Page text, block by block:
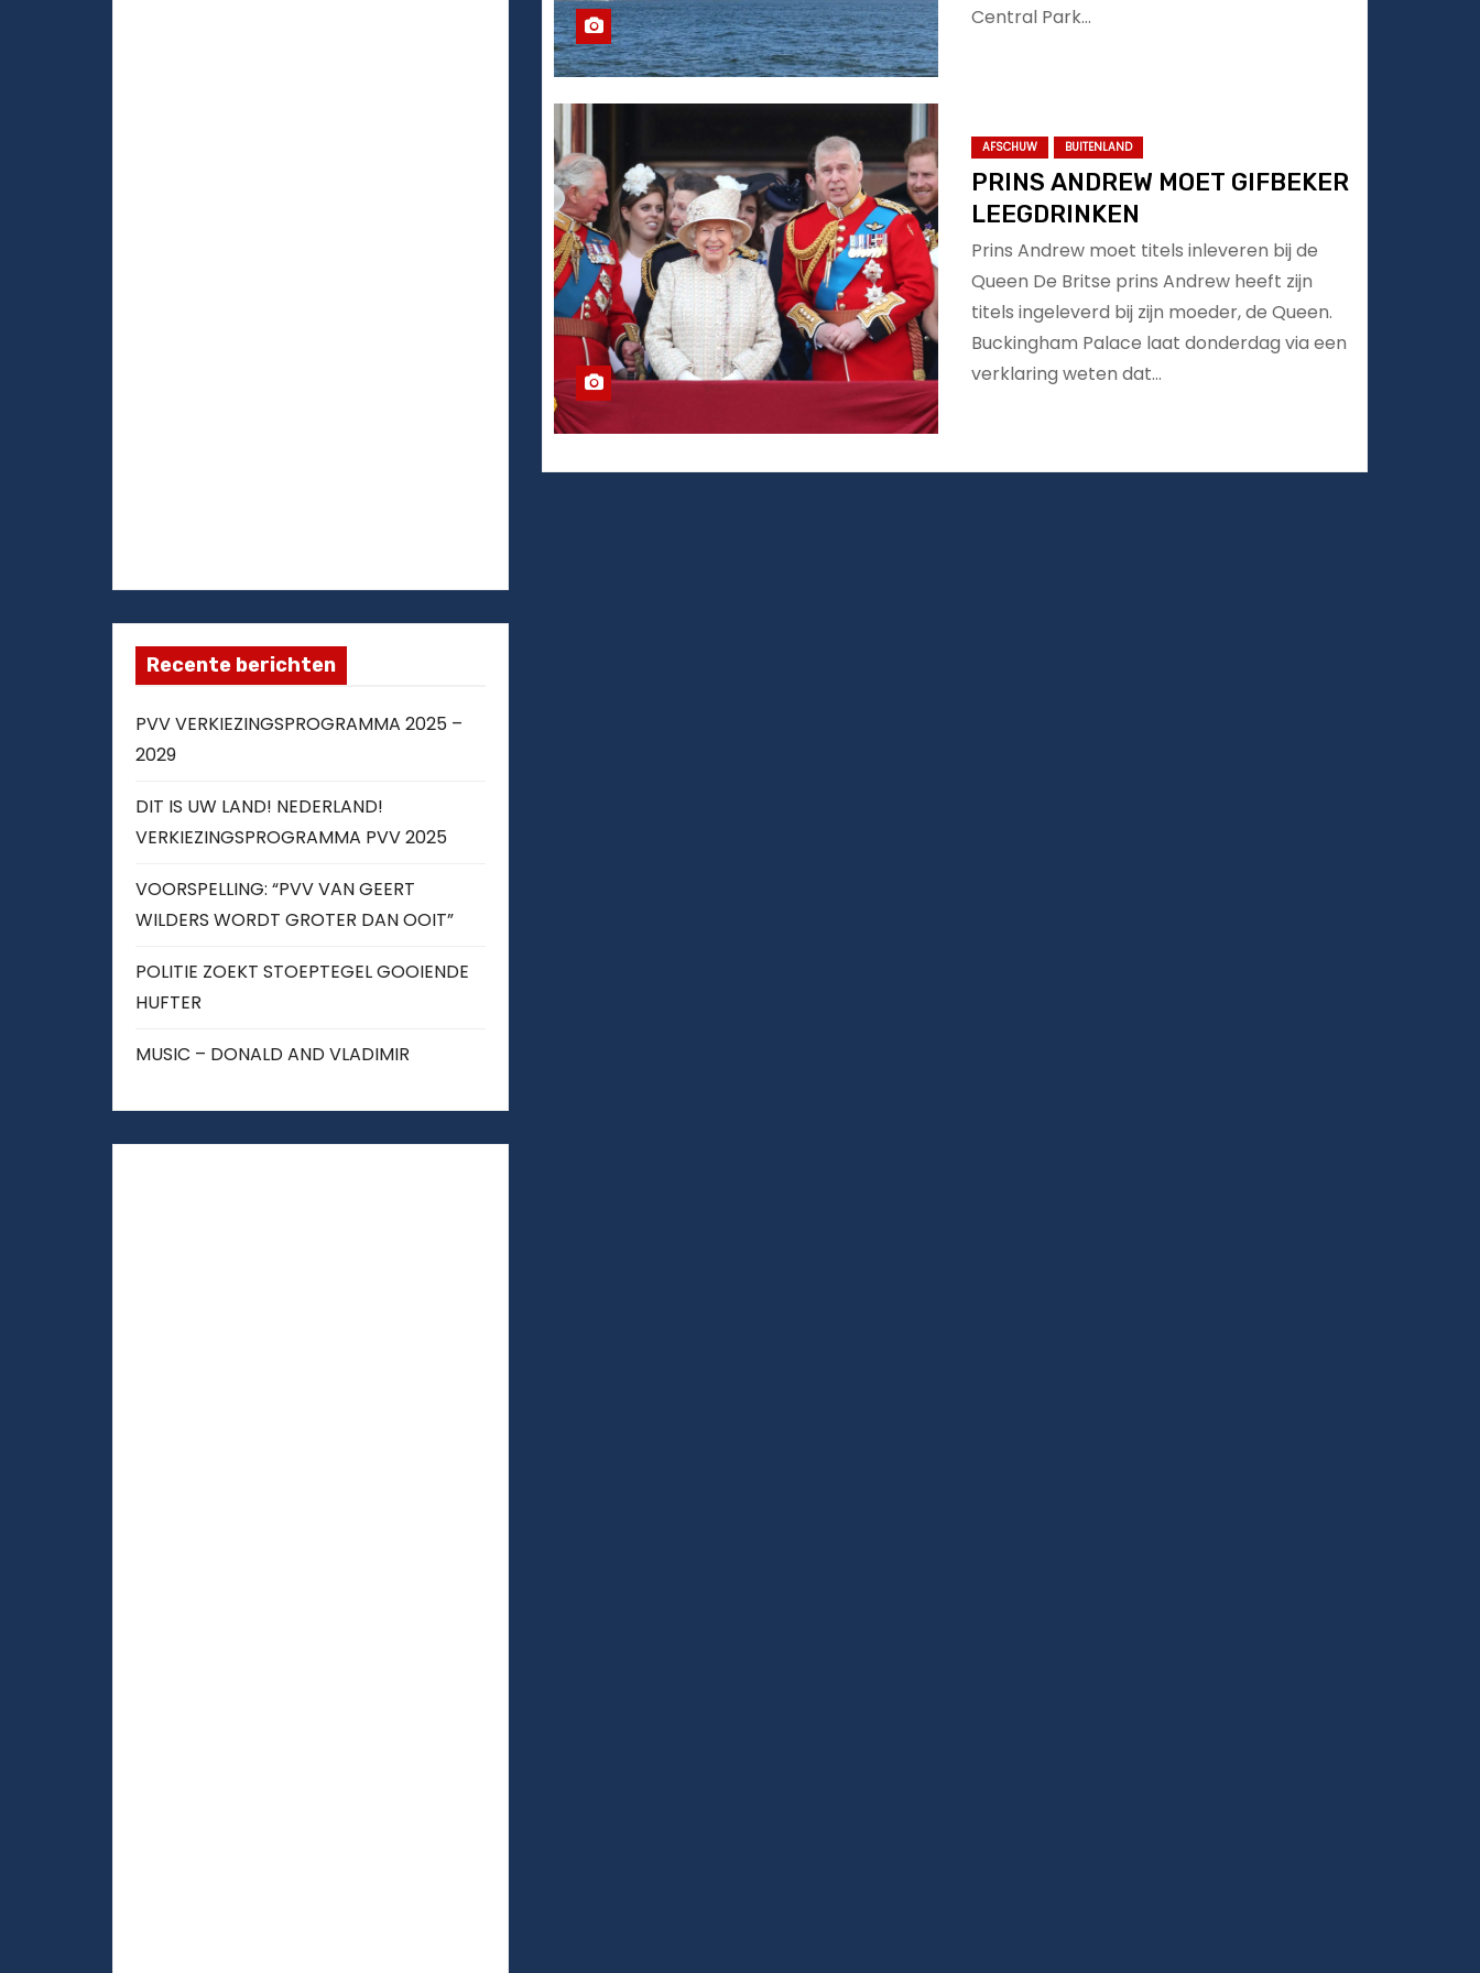
Recente berichten
PVV VERKIEZINGSPROGRAMMA 2025 –
2029
DIT IS UW LAND! NEDERLAND!
VERKIEZINGSPROGRAMMA PVV 2025
VOORSPELLING: “PVV VAN GEERT
WILDERS WORDT GROTER DAN OOIT”
POLITIE ZOEKT STOEPTEGEL GOOIENDE
HUFTER
MUSIC – DONALD AND VLADIMIR
Central Park…
AFSCHUW BUITENLAND
PRINS ANDREW MOET GIFBEKER
LEEGDRINKEN
Prins Andrew moet titels inleveren bij de
Queen De Britse prins Andrew heeft zijn
titels ingeleverd bij zijn moeder, de Queen.
Buckingham Palace laat donderdag via een
verklaring weten dat…